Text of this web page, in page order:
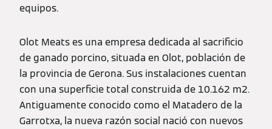
equipos.
Olot Meats es una empresa dedicada al sacrificio
de ganado porcino, situada en Olot, población de
la provincia de Gerona. Sus instalaciones cuentan
con una superficie total construida de 10.162 m2.
Antiguamente conocido como el Matadero de la
Garrotxa, la nueva razón social nació con nuevos